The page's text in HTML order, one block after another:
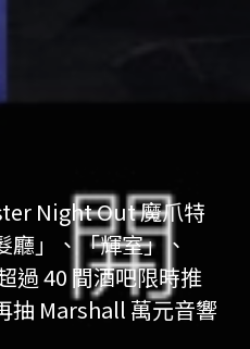
Night Out 魔爪特
」、「輝室」、
過 40 間酒吧限時推
抽 Marshall 萬元音響